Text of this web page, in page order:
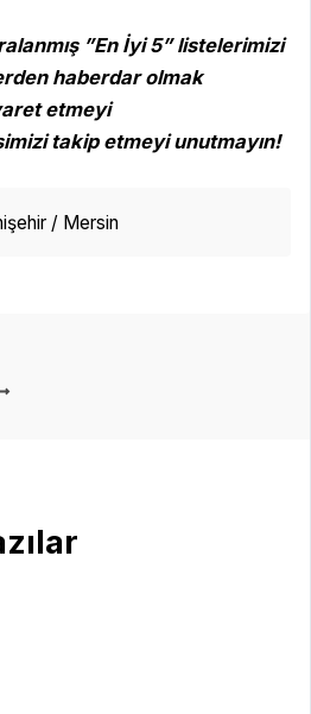
”En İyi 5” listelerimizi
haberdar olmak
etmeyi
takip etmeyi unutmayın!
/ Mersin